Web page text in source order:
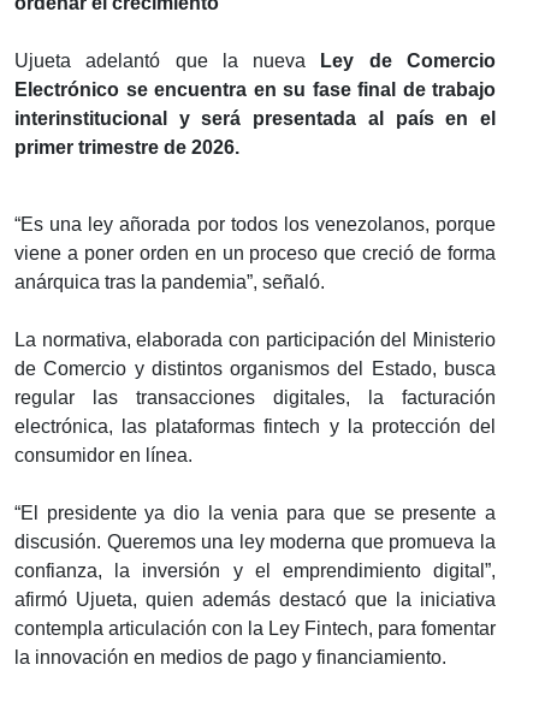
Ujueta adelantó que la nueva
Ley de Comercio
Electrónico se encuentra en su fase final de trabajo
interinstitucional y será presentada al país en el
primer trimestre de 2026.
“Es una ley añorada por todos los venezolanos, porque
viene a poner orden en un proceso que creció de forma
anárquica tras la pandemia”, señaló.
La normativa, elaborada con participación del Ministerio
de Comercio y distintos organismos del Estado, busca
regular las transacciones digitales, la facturación
electrónica, las plataformas fintech y la protección del
consumidor en línea.
“El presidente ya dio la venia para que se presente a
discusión. Queremos una ley moderna que promueva la
confianza, la inversión y el emprendimiento digital”,
afirmó Ujueta, quien además destacó que la iniciativa
contempla articulación con la Ley Fintech, para fomentar
la innovación en medios de pago y financiamiento.